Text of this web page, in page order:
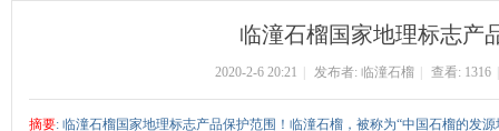
临潼石榴国家地理标志产
2020-2-6 20:21 发布者: 临潼石榴 查看: 1316
摘要: 临潼石榴国家地理标志产品保护范围！临潼石榴，被称为“中国石榴的